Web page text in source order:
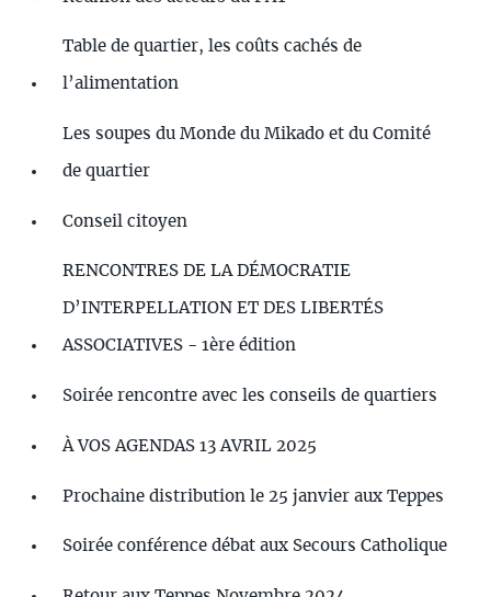
Table de quartier, les coûts cachés de
l’alimentation
Les soupes du Monde du Mikado et du Comité
de quartier
Conseil citoyen
RENCONTRES DE LA DÉMOCRATIE
D’INTERPELLATION ET DES LIBERTÉS
ASSOCIATIVES - 1ère édition
Soirée rencontre avec les conseils de quartiers
À VOS AGENDAS 13 AVRIL 2025
Prochaine distribution le 25 janvier aux Teppes
Soirée conférence débat aux Secours Catholique